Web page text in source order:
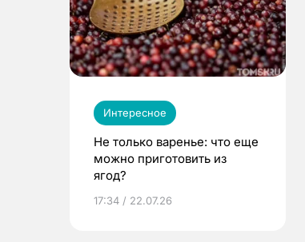
Интересное
Не только варенье: что еще
можно приготовить из
ягод?
17:34 / 22.07.26